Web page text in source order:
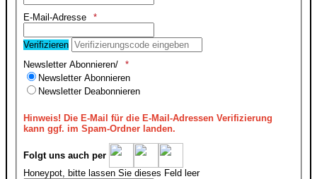
E-Mail-Adresse
Verifizieren
Newsletter Abonnieren/
Newsletter Abonnieren
Newsletter Deabonnieren
Hinweis! Die E-Mail für die E-Mail-Adressen Verifizierung
kann ggf. im Spam-Ordner landen.
Folgt uns auch per
Honeypot, bitte lassen Sie dieses Feld leer